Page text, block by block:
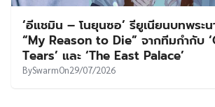
‘อีแชมิน – โนยุนซอ’ รียูเนียนบทพระน
“My Reason to Die” จากทีมกำกับ
Tears’ และ ‘The East Palace’
BySwarmOn29/07/2026